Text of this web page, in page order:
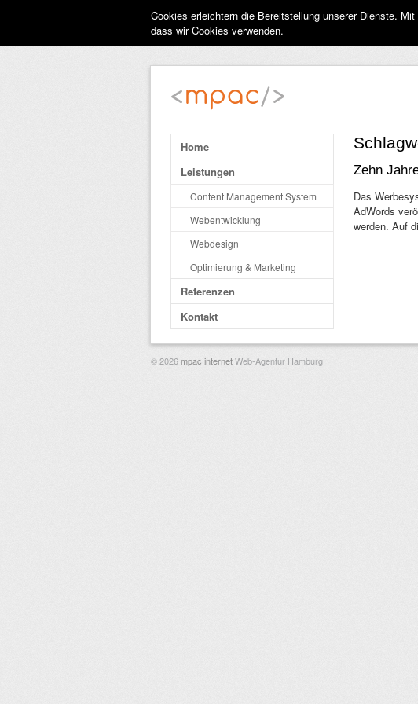
Cookies erleichtern die Bereitstellung unserer Dienste.
dass wir Cookies verwenden.
Home
Leistungen
Content Management System
Webentwicklung
Webdesign
Optimierung & Marketing
Referenzen
Kontakt
Zehn
Das
AdWords
werden. Auf
© 2026mpac internetWeb-Agentur Hamburg